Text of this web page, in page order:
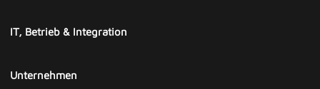
IT, Betrieb & Integration
Unternehmen